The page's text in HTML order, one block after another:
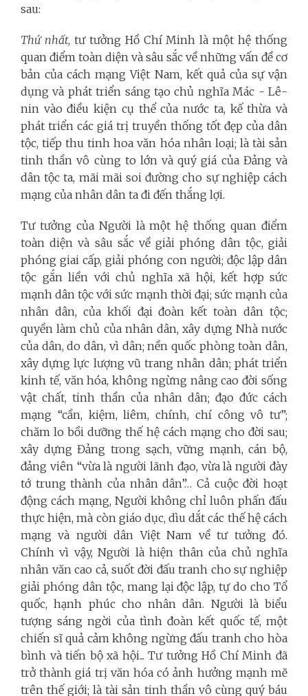
sau:
Thứ nhất, tư tưởng Hồ Chí Minh là một hệ thống
quan điểm toàn diện và sâu sắc về những vấn đề cơ
bản của cách mạng Việt Nam, kết quả của sự vận
dụng và phát triển sáng tạo chủ nghĩa Mác - Lê-
nin vào điều kiện cụ thể của nước ta, kế thừa và
phát triển các giá trị truyền thống tốt đẹp của dân
tộc, tiếp thu tinh hoa văn hóa nhân loại; là tài sản
tinh thần vô cùng to lớn và quý giá của Đảng và
dân tộc ta, mãi mãi soi đường cho sự nghiệp cách
mạng của nhân dân ta đi đến thắng lợi.
Tư tưởng của Người là một hệ thống quan điểm
toàn diện và sâu sắc về giải phóng dân tộc, giải
phóng giai cấp, giải phóng con người; độc lập dân
tộc gắn liền với chủ nghĩa xã hội, kết hợp sức
mạnh dân tộc với sức mạnh thời đại; sức mạnh của
nhân dân, của khối đại đoàn kết toàn dân tộc;
quyền làm chủ của nhân dân, xây dựng Nhà nước
của dân, do dân, vì dân; nền quốc phòng toàn dân,
xây dựng lực lượng vũ trang nhân dân; phát triển
kinh tế, văn hóa, không ngừng nâng cao đời sống
vật chất, tinh thần của nhân dân; đạo đức cách
mạng “cần, kiệm, liêm, chính, chí công vô tư”;
chăm lo bồi dưỡng thế hệ cách mạng cho đời sau;
xây dựng Đảng trong sạch, vững mạnh, cán bộ,
đảng viên “vừa là người lãnh đạo, vừa là người đày
tớ trung thành của nhân dân”… Cả cuộc đời hoạt
động cách mạng, Người không chỉ luôn phấn đấu
thực hiện, mà còn giáo dục, dìu dắt các thế hệ cách
mạng và người dân Việt Nam về tư tưởng đó.
Chính vì vậy, Người là hiện thân của chủ nghĩa
nhân văn cao cả, suốt đời đấu tranh cho sự nghiệp
giải phóng dân tộc, mang lại độc lập, tự do cho Tổ
quốc, hạnh phúc cho nhân dân. Người là biểu
tượng sáng ngời của tình đoàn kết quốc tế, một
chiến sĩ quả cảm không ngừng đấu tranh cho hòa
bình và tiến bộ xã hội... Tư tưởng Hồ Chí Minh đã
trở thành giá trị văn hóa có ảnh hưởng mạnh mẽ
trên thế giới; là tài sản tinh thần vô cùng quý báu